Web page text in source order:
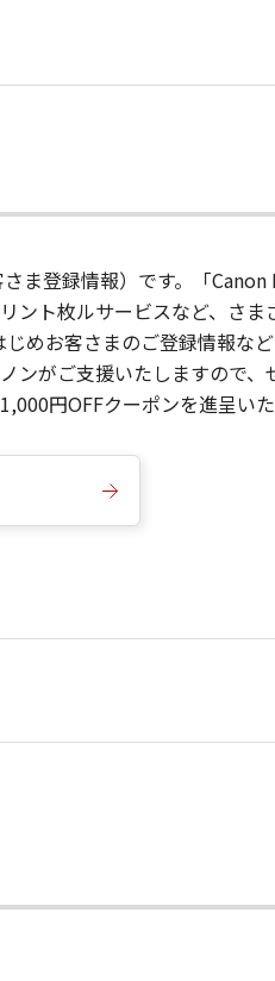
ま登録情報）です。「
ント枚ルサービスなど、さ
めお客さまのご登録情報な
ンがご支援いたしますので、
円OFFクーポンを進呈いた